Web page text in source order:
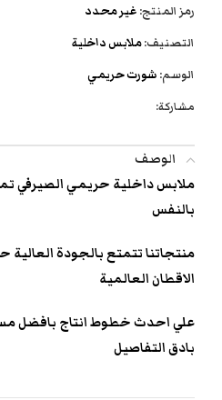
رمز المنتج: غير محدد
التصنيف:ملابس داخلية
الوسم: شورت حريمي
مشاركة:
الوصف
ملابس داخلية حريمي الصيرفي
بالنفس
منتجاتنا تتمتع بالجودة
الاقطان العالمية
علي احدث خطوط انتاج بافضل
بادق التفاصيل